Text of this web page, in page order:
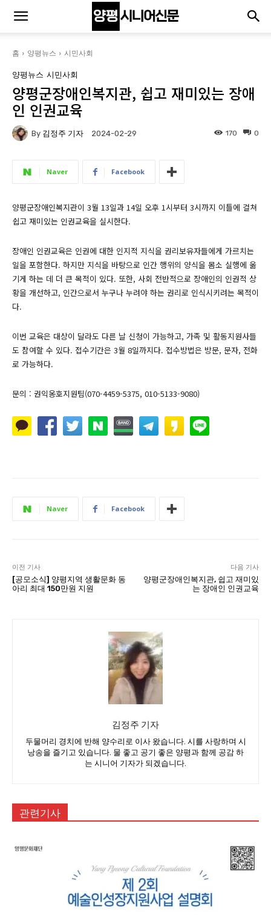
홈 양평뉴스 시민사회
양평뉴스 시민사회
양평군장애인복지관, 쉽고 재미있는 장애
인 인권교육
By 김정주 기자 2024-02-29 0
170
Naver Facebook
양평군장애인복지관이 3월 13일과 14일 오후 1시부터 3시까지 이틀에 걸쳐
쉽고 재미있는 인권교육을 실시한다.
장애인 인권교육은 인권에 대한 인지적 지식을 권리보유자들에게 가르치는
일을 포함한다. 하지만 지식을 바탕으로 인간 행위의 양식을 몸소 실행에 옮
기게 하는 데 더 큰 목적이 있다. 또한, 사회 전반적으로 장애인의 인권적 상
황을 개선하고, 인간으로서 누구나 누려야 하는 권리로 인식시키려는 목적이
다.
이번 교육은 대상이 달라도 다른 날 신청이 가능하고, 가족 및 활동지원사들
도 참여할 수 있다. 접수기간은 3월 8일까지다. 접수방법은 방문, 문자, 전화
로 가능하다.
문의 : 권익옹호지원팀(070-4459-5375, 010-5133-9080)
Naver Facebook
이전 기사
[공모소식] 양평지역 생활문화 동
아리 최대 150만원 지원
다음 기사
양평군장애인복지관, 쉽고 재미있
는 장애인 인권교육
김정주 기자
두물머리 경치에 반해 양수리로 이사 왔습니다. 시를 사랑하며 시
낭송을 즐기고 있습니다. 물 좋고 공기 좋은 양평과 함께 공감 하
는 시니어 기자가 되겠습니다.
관련기사